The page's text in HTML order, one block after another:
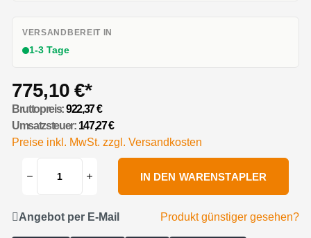
VERSANDBEREIT IN
1-3 Tage
775,10 €*
Bruttopreis:922,37 €
Umsatzsteuer: 147,27 €
Preise inkl. MwSt. zzgl. Versandkosten
IN DEN WARENSTAPLER
Angebot per E-Mail Produkt günstiger gesehen?